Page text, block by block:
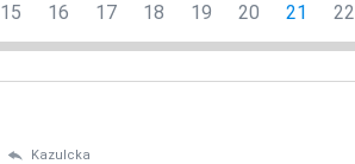
15 16 17 18 19 20 21 22
Kazulcka